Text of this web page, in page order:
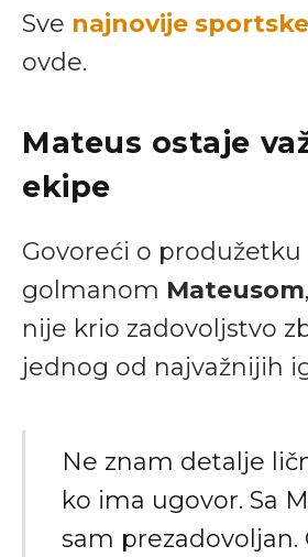
Sve najnovije
ovde.
Mateus ostaje
ekipe
Govoreći o produžetku
golmanom Mateusom
nije krio zadovoljstvo
jednog od najvažnijih
Ne znam detalje
ko ima ugovor. Sa
sam prezadovoljan.